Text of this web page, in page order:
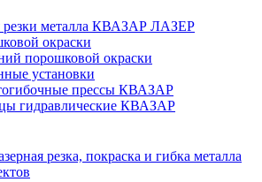
резки металла КВАЗАР ЛАЗЕР
окраски
порошковой окраски
установки
прессы КВАЗАР
гидравлические КВАЗАР
резка, покраска и гибка металла